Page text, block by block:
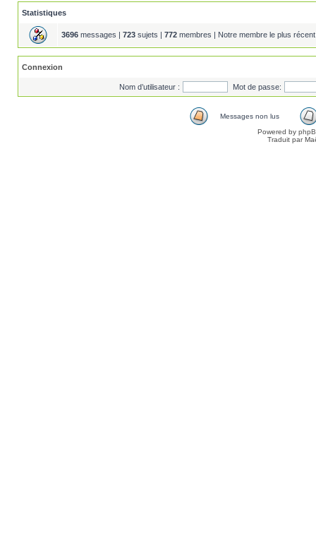
Statistiques
3696 messages | 723 sujets | 772 membres | Notre membre le plus
Connexion
Nom d’utilisateur : Mot de passe:
Messages non lus
Powered by
Traduit par